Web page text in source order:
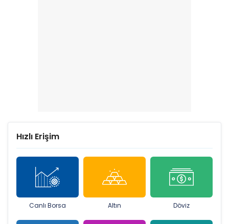
Hızlı Erişim
Canlı Borsa Altın Döviz